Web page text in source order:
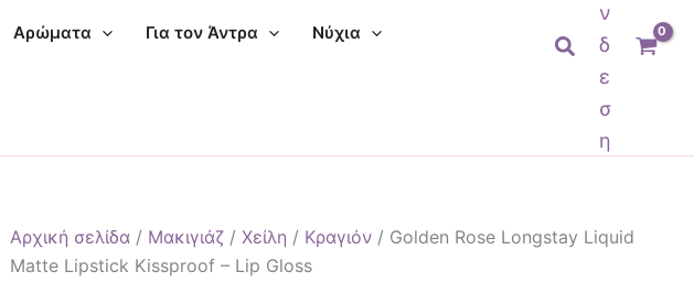
Αρώματα Για τον Άντρα Νύχια Αναζήτηση
ν
δ
ε
σ
η
Αρχική σελίδα / Μακιγιάζ /Χείλη / Κραγιόν / Golden Rose Longstay Liquid
Matte Lipstick Kissproof – Lip Gloss
-